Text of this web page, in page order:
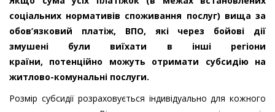
соціальних нормативів споживання послуг) вища за
обов’язковий платіж, ВПО, які через бойові дії
змушені були виїхати в інші регіони
країни, потенційно можуть отримати субсидію на
житлово-комунальні послуги.
Розмір субсидії розраховується індивідуально для кожного